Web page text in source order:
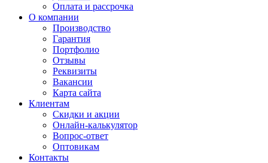
Оплата и рассрочка
О компании
Производство
Гарантия
Портфолио
Отзывы
Реквизиты
Вакансии
Карта сайта
Клиентам
Скидки и акции
Онлайн-калькулятор
Вопрос-ответ
Оптовикам
Контакты